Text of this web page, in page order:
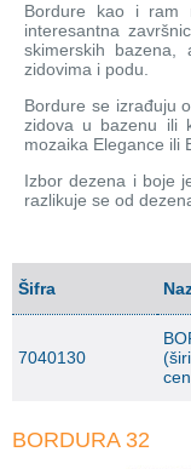
Bordure kao i
interesantna
skimerskih
zidovima i podu.
Bordure se izrađuju
zidova u bazenu ili
mozaika Elegance ili
Izbor dezena i boje
razlikuje se od
Šifra
7040130
BORDURA 32